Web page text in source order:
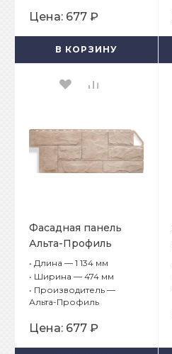
Цена: 677 ₽
В КОРЗИНУ
Фасадная панель
Альта-Профиль
Гранит Саянский
• Длина — 1 134 мм
• Ширина — 474 мм
• Производитель —
Альта-Профиль
Цена: 677 ₽